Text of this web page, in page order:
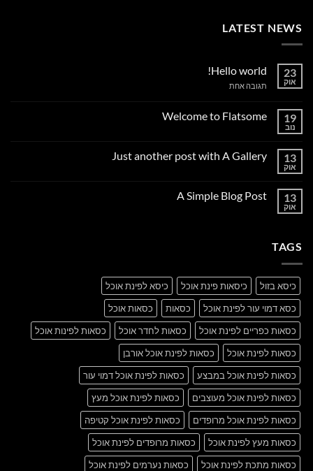
LATEST NEWS
23
אוק
Hello world!
תגובה אחתעל
19
נוב
Welcome to Flatsome
Welcome
13
אוק
Just another post with A Gallery
Just
13
אוק
A Simple Blog Post
TAGS
כיסא בזול כיסאות פינת אוכל
כיסא לפינת אוכל
כסא דמוי עור לפינת אוכל
כסאות
כסאות אוכל
כסאות כפריים לפינת אוכל
כסאות לחדר אוכל
כסאות לפינות אוכל
כסאות לפינת אוכל
כסאות לפינת אוכל אורבן
כסאות לפינת אוכל במבצע
כסאות לפינת אוכל דמוי עור
כסאות לפינת אוכל מעוצבים
כסאות לפינת אוכל מעץ
כסאות לפינת אוכל מרופדים
כסאות לפינת אוכל קטיפה
כסאות מעץ לפינת אוכל
כסאות מרופדים לפינת אוכל
כסאות מתכת לפינת אוכל
כסאות נערמים לפינת אוכל